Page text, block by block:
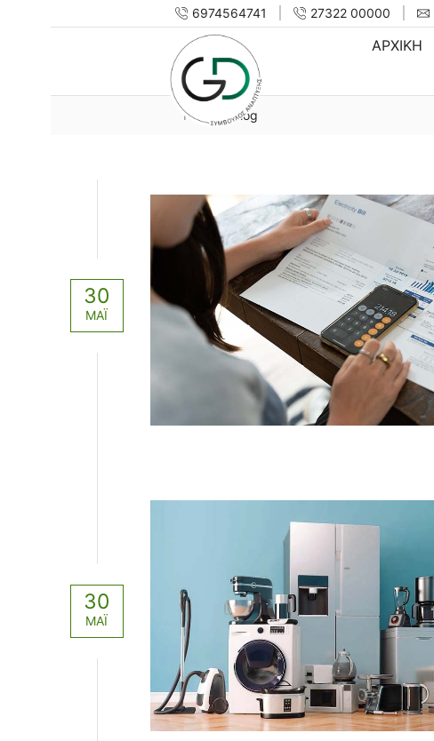
6974564741 27322 00000
ΑΡΧΙΚΗ
Home Blog
30
ΜΆΙ
30
ΜΆΙ